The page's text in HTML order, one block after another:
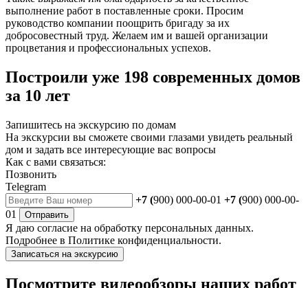
выполнение работ в поставленные сроки. Просим
руководство компании поощрить бригаду за их
добросовестный труд. Желаем им и вашей организации
процветания и профессиональных успехов.
Построили уже 198 современных домов
за 10 лет
Запишитесь на экскурсию по домам
На экскурсии вы сможете своими глазами увидеть реальный
дом и задать все интересующие вас вопросы
Как с вами связаться:
Позвонить
Telegram
+7 (900) 000-00-01 +7 (900) 000-00-
01
Отправить
Я даю согласие на обработку персональных данных.
Подробнее в Политике конфиденциальности.
Записаться на экскурсию
Посмотрите видеообзоры наших работ